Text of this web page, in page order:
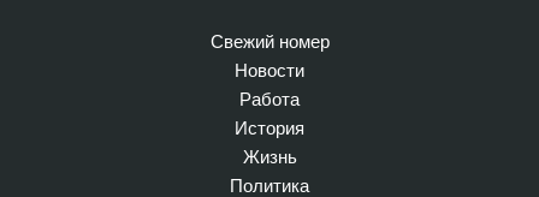
Свежий номер
Новости
Работа
История
Жизнь
Политика